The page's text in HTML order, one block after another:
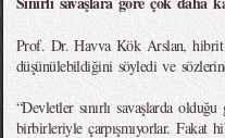
Prof. Dr. Havva Kök Arslan, hibrit
düşünülebildiğini söyledi ve
“Devletler sınırlı savaşlarda
birbirleriyle çarpışmıyorlar. Fakat